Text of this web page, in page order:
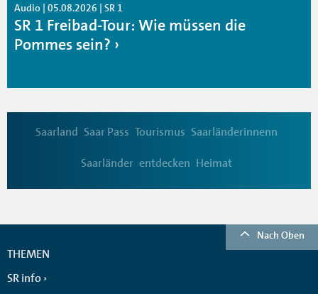
Audio | 05.08.2026 | SR 1
SR 1 Freibad-Tour: Wie müssen die
Pommes sein?
Saarland Saar Pass Tourismus Saarländerinnenn
Saarländer entdecken Heimat
Nach Oben
THEMEN
SR info